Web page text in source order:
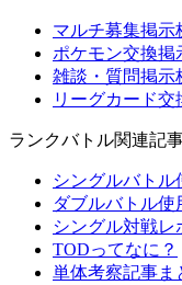
マルチ募集掲示
ポケモン交換掲
雑談・質問掲示
リーグカード交
ランクバトル関連記
シングルバト
ダブルバトル
シングル対戦レ
TODってなに？
単体考察記事ま